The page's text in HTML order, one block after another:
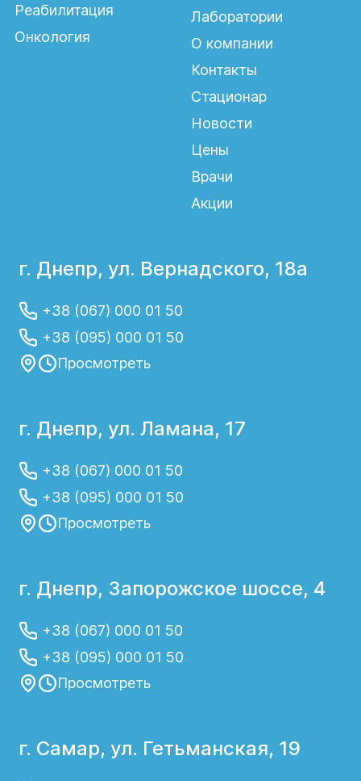
Реабилитация
Онкология
Лаборатории
О компании
Контакты
Стационар
Новости
Цены
Врачи
Акции
г. Днепр, ул. Вернадского, 18а
+38 (067) 000 01 50
+38 (095) 000 01 50
Просмотреть
г. Днепр, ул. Ламана, 17
+38 (067) 000 01 50
+38 (095) 000 01 50
Просмотреть
г. Днепр, Запорожское шоссе, 4
+38 (067) 000 01 50
+38 (095) 000 01 50
Просмотреть
г. Самар, ул. Гетьманская, 19